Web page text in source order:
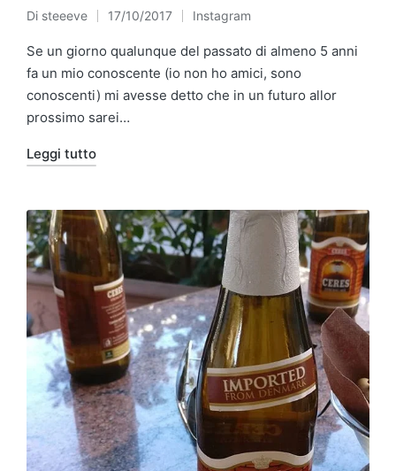
Pubblicato
da
Di steeeve 17/10/2017
Pubblicato
in
Instagram
Se un giorno qualunque del passato di almeno 5 anni
fa un mio conoscente (io non ho amici, sono
conoscenti) mi avesse detto che in un futuro allor
prossimo sarei…
Leggi tutto